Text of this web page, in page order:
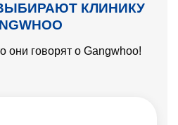
КЛИНИКУ
они говорят о Gangwhoo!